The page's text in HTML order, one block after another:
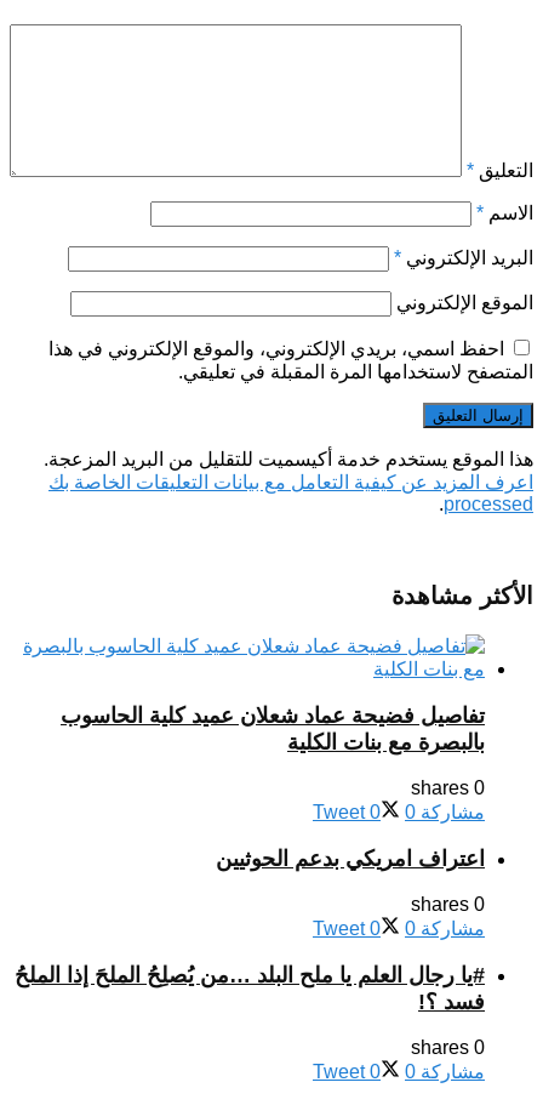
التعليق *
الاسم *
البريد الإلكتروني *
الموقع الإلكتروني
احفظ اسمي، بريدي الإلكتروني، والموقع الإلكتروني في هذا
المتصفح لاستخدامها المرة المقبلة في تعليقي.
هذا الموقع يستخدم خدمة أكيسميت للتقليل من البريد المزعجة.
اعرف المزيد عن كيفية التعامل مع بيانات التعليقات الخاصة بك
processed
.
الأكثر مشاهدة
تفاصيل فضيحة عماد شعلان عميد كلية الحاسوب
بالبصرة مع بنات الكلية
0 shares
مشاركة 0
Tweet 0
اعتراف امريكي بدعم الحوثيين
0 shares
مشاركة 0
Tweet 0
#يا رجال العلم يا ملح البلد …من يُصلِحُ الملحَ إذا الملحُ
فسد ؟!
0 shares
مشاركة 0
Tweet 0